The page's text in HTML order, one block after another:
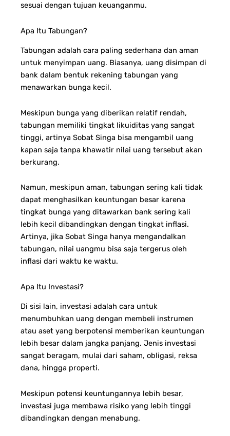
sesuai dengan tujuan keuanganmu.
Apa Itu Tabungan?
Tabungan adalah cara paling sederhana dan aman
untuk menyimpan uang. Biasanya, uang disimpan di
bank dalam bentuk rekening tabungan yang
menawarkan bunga kecil.
Meskipun bunga yang diberikan relatif rendah,
tabungan memiliki tingkat likuiditas yang sangat
tinggi, artinya Sobat Singa bisa mengambil uang
kapan saja tanpa khawatir nilai uang tersebut akan
berkurang.
Namun, meskipun aman, tabungan sering kali tidak
dapat menghasilkan keuntungan besar karena
tingkat bunga yang ditawarkan bank sering kali
lebih kecil dibandingkan dengan tingkat inflasi.
Artinya, jika Sobat Singa hanya mengandalkan
tabungan, nilai uangmu bisa saja tergerus oleh
inflasi dari waktu ke waktu.
Apa Itu Investasi?
Di sisi lain, investasi adalah cara untuk
menumbuhkan uang dengan membeli instrumen
atau aset yang berpotensi memberikan keuntungan
lebih besar dalam jangka panjang. Jenis investasi
sangat beragam, mulai dari saham, obligasi, reksa
dana, hingga properti.
Meskipun potensi keuntungannya lebih besar,
investasi juga membawa risiko yang lebih tinggi
dibandingkan dengan menabung.